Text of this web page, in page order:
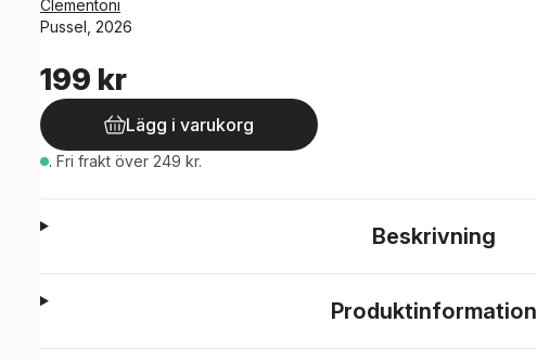
Clementoni
Pussel, 2026
199 kr
Lägg i varukorg
. Fri frakt över 249 kr.
Beskrivning
Produktinformation